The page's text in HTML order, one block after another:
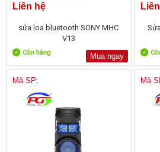
Liên hệ
sửa loa bluetooth SONY MHC
V13
Mua ngay
Mã SP: Mã